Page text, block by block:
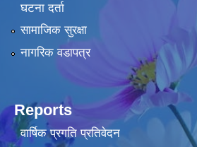
घटना दर्ता
सामाजिक सुरक्षा
नागरिक वडापत्र
Reports
वार्षिक प्रगति प्रतिवेदन